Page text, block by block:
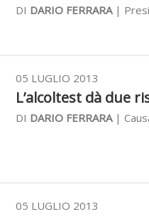
DI DARIO FERRARA|
05 LUGLIO 2013
L’alcoltest dà due
DI DARIO FERRARA|
05 LUGLIO 2013